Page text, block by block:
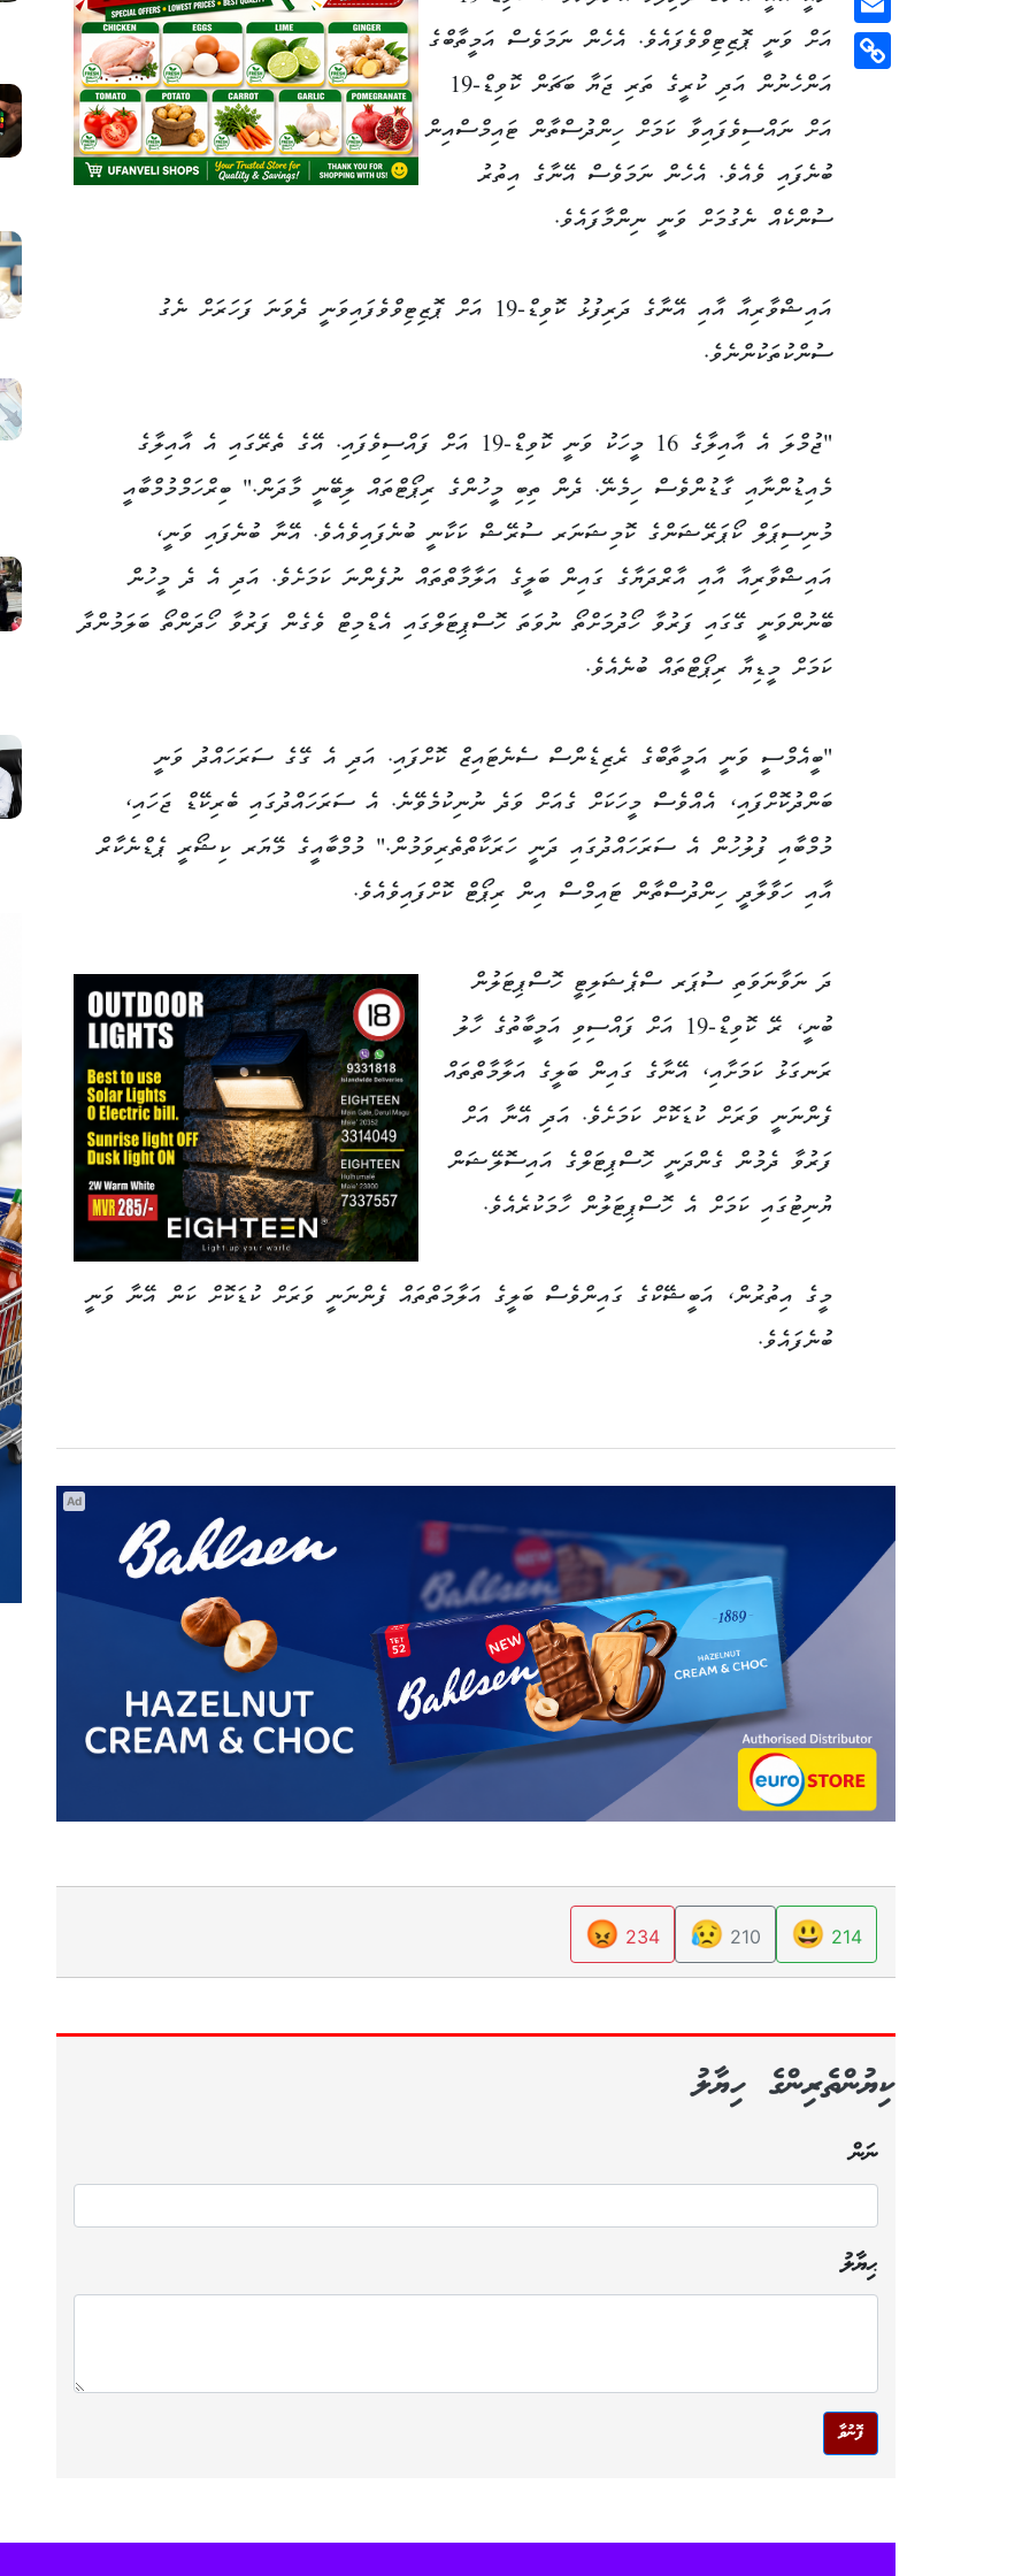
Email
Copy
Link
އަށް ވަނީ ޕޮޒިޓިވްވެފައެވެ. އެހެން ނަމަވެސް އަމީތާބްގެ
އަންހެނުން އަދި ކުރީގެ ތަރި ޖަޔާ ބަޗަން ކޮވިޑް-19
އަށް ނައްސިވެފައިވާ ކަމަށް ހިންދުސްތާން ޓައިމްސްއިން
ބުނެފައި ވެއެވެ. އެހެން ނަމަވެސް އޭނާގެ އިތުރު
ސުންކެއް ނެގުމަށް ވަނީ ނިންމާފައެވެ.
އައިޝްވާރިއާ އާއި އޭނާގެ ދަރިފުޅު ކޮވިޑް-19 އަށް ޕޮޒިޓިވްވެފައިވަނީ ދެވަނަ ފަހަރަށް ނެގު
ސުންކުތަކުންނެވެ.
"ޖުމްލަ އެ އާއިލާގެ 16 މީހަކު ވަނީ ކޮވިޑް-19 އަށް ފައްސިވެފައި. އޭގެ ތެރޭގައި އެ އާއިލާގެ
މެއިޑުންނާއި ގާޑުންވެސް ހިމެނޭ. ދެން ތިބި މީހުންގެ ރިޕޯޓްތައް ލިބޭނީ މާދަން." ބިރްހަމްމުމްބާއީ
މުނިސިޕަލް ކޯޕަރޭޝަންގެ ކޮމިޝަނަރ ސުރޭޝް ކަކާނީ ބުނެފައިވެއެވެ. އޭނާ ބުނެފައި ވަނީ،
އައިޝްވާރިއާ އާއި އާރްދަޔާގެ ގައިން ބަލީގެ އަލާމާތްތައް ނުފެންނަ ކަމަށެވެ. އަދި އެ ދެ މީހުން
ބޭނުންވަނީ ގޭގައި ފަރުވާ ހޯދުމަށްތޯ ނުވަތަ ހޮސްޕިޓަލްގައި އެޑްމިޓް ވެގެން ފަރުވާ ހޯދަންތޯ ބަލަމުންދާ
ކަމަށް މީޑިޔާ ރިޕޯޓްތައް ބުނެއެވެ.
"ބީއެމްސީ ވަނީ އަމީތާބްގެ ރެޒިޑެންސް ސެނެޓައިޒް ކޮށްފައި. އަދި އެ ގޭގެ ސަރަހައްދު ވަނީ
ބަންދުކޮށްފައި، އެއްވެސް މީހަކަށް ގެއަށް ވަދެ ނުނިކުމެވޭނެ. އެ ސަރަހައްދުގައި ބެރިކޭޑް ޖަހައި،
މުމްބާއި ފުލުހުން އެ ސަރަހައްދުގައި ދަނީ ހަރަކާތްތެރިވަމުން." މުމްބާއީގެ މޭޔަރ ކިޝޯރީ ޕެޑްނެކާރް
އާއި ހަވާލާދީ ހިންދުސްތާން ޓައިމްސް އިން ރިޕޯޓް ކޮށްފައިވެއެވެ.
ދަ ނަވާނަވަތި ސުޕަރ ސްޕެޝަލިޓީ ހޮސްޕިޓަލުން
ބުނީ، ރޭ ކޮވިޑް-19 އަށް ފައްސިވި އަމީބާތުގެ ހާލު
ރަނގަޅު ކަމަށާއި، އޭނާގެ ގައިން ބަލީގެ އަލާމާތްތައް
ފެންނަނީ ވަރަށް ކުޑަކޮށް ކަމަށެވެ. އަދި އޭނާ އަށް
ފަރުވާ ދެމުން ގެންދަނީ ހޮސްޕިޓަލްގެ އައިސޮލޭޝަން
ޔުނިޓުގައި ކަމަށް އެ ހޮސްޕިޓަލުން ހާމަކުރެއެވެ.
މީގެ އިތުރުން، އަބީޝޭކްގެ ގައިންވެސް ބަލީގެ އަލާމަތްތައް ފެންނަނީ ވަރަށް ކުޑަކޮށް ކަން އޭނާ ވަނީ
ބުނެފައެވެ.
Ad
214
😃
210
😥
234
😡
ކިޔުންތެރިންގެ ހިޔާލު
ނަން
ޙިޔާލު
ފޮނުވާ